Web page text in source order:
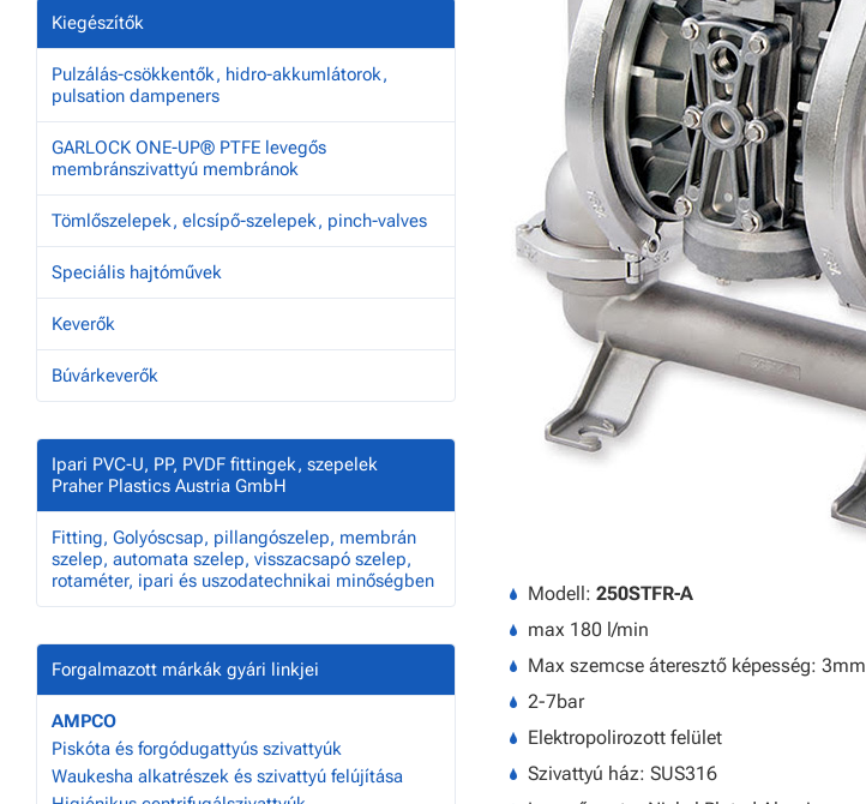
Kiegészítők
Pulzálás-csökkentők, hidro-akkumlátorok,
pulsation dampeners
GARLOCK ONE-UP® PTFE levegős
membránszivattyú membránok
Tömlőszelepek, elcsípő-szelepek, pinch-valves
Speciális hajtóművek
Keverők
Búvárkeverők
Ipari PVC-U, PP, PVDF fittingek, szepelek
Praher Plastics Austria GmbH
Fitting, Golyóscsap, pillangószelep, membrán
szelep, automata szelep, visszacsapó szelep,
rotaméter, ipari és uszodatechnikai minőségben
Forgalmazott márkák gyári linkjei
AMPCO
Piskóta és forgódugattyús szivattyúk
Waukesha alkatrészek és szivattyú felújítása
Modell: 250STFR-A
max 180 l/min
Max szemcse áteresztő képesség: 3mm
2-7bar
Elektropolirozott felület
Szivattyú ház: SUS316